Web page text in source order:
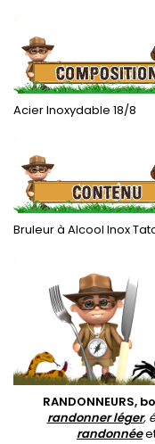
.
Acier Inoxydable 18/8
.
Bruleur à Alcool Inox
.
RANDONNEURS,
randonner léger,
randonnée